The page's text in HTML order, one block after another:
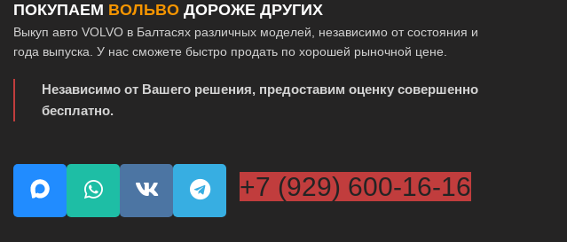
ПОКУПАЕМ ВОЛЬВО ДОРОЖЕ ДРУГИХ
Выкуп авто VOLVO в Балтасях различных моделей, независимо от состояния и
года выпуска. У нас сможете быстро продать по хорошей рыночной цене.
Независимо от Вашего решения, предоставим оценку совершенно
бесплатно.
+7 (929) 600-16-16